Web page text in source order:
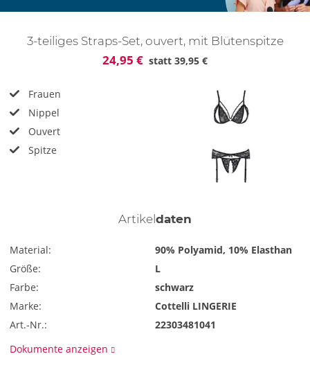
3-teiliges Straps-Set, ouvert, mit Blütenspitze
24,95 € statt 39,95 €
Frauen
Nippel
Ouvert
Spitze
Artikel daten
Material:
90% Polyamid, 10% Elasthan
Größe:
L
Farbe:
schwarz
Marke:
Cottelli LINGERIE
Art.-Nr.:
22303481041
Dokumente anzeigen